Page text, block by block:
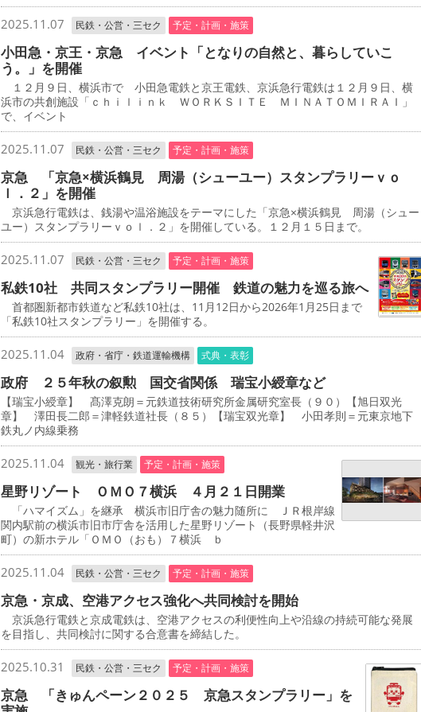
2025.11.07 民鉄・公営・三セク 予定・計画・施策
小田急・京王・京急 イベント「となりの自然と、暮らしていこ
う。」を開催
１２月９日、横浜市で 小田急電鉄と京王電鉄、京浜急行電鉄は１２月９日、横
浜市の共創施設「ｃｈｉｌｉｎｋ ＷＯＲＫＳＩＴＥ ＭＩＮＡＴＯＭＩＲＡＩ」
で、イベント
2025.11.07 民鉄・公営・三セク 予定・計画・施策
京急 「京急×横浜鶴見 周湯（シューユー）スタンプラリーｖｏ
ｌ．２」を開催
京浜急行電鉄は、銭湯や温浴施設をテーマにした「京急×横浜鶴見 周湯（シュー
ユー）スタンプラリーｖｏｌ．２」を開催している。１２月１５日まで。
2025.11.07 民鉄・公営・三セク 予定・計画・施策
私鉄10社 共同スタンプラリー開催 鉄道の魅力を巡る旅へ
首都圏新都市鉄道など私鉄10社は、11月12日から2026年1月25日まで
「私鉄10社スタンプラリー」を開催する。
2025.11.04 政府・省庁・鉄道運輸機構 式典・表彰
政府 ２５年秋の叙勲 国交省関係 瑞宝小綬章など
【瑞宝小綬章】 髙澤克朗＝元鉄道技術研究所金属研究室長（９０）【旭日双光
章】 澤田長二郎＝津軽鉄道社長（８５）【瑞宝双光章】 小田孝則＝元東京地下
鉄丸ノ内線乗務
2025.11.04 観光・旅行業 予定・計画・施策
星野リゾート ＯＭＯ７横浜 ４月２１日開業
「ハマイズム」を継承 横浜市旧庁舎の魅力随所に ＪＲ根岸線
関内駅前の横浜市旧市庁舎を活用した星野リゾート（長野県軽井沢
町）の新ホテル「ＯＭＯ（おも）７横浜 ｂ
2025.11.04 民鉄・公営・三セク 予定・計画・施策
京急・京成、空港アクセス強化へ共同検討を開始
京浜急行電鉄と京成電鉄は、空港アクセスの利便性向上や沿線の持続可能な発展
を目指し、共同検討に関する合意書を締結した。
2025.10.31 民鉄・公営・三セク 予定・計画・施策
京急 「きゅんペーン２０２５ 京急スタンプラリー」を